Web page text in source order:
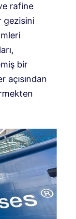
rafine
gezisini
bir
açısından